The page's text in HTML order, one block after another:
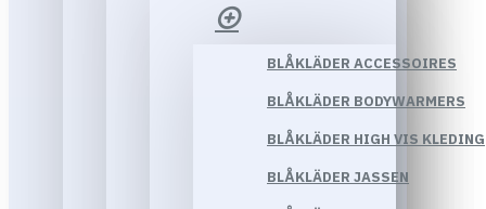
BLÅKLÄDER ACCESSOIRES
BLÅKLÄDER BODYWARMERS
BLÅKLÄDER HIGH VIS KLEDING
BLÅKLÄDER JASSEN